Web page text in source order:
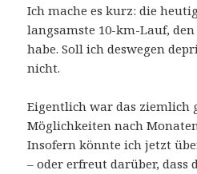
Ich mache es kurz: die
langsamste 10-km-Lauf,
habe. Soll ich deswegen
nicht.
Eigentlich war das ziemlich
Möglichkeiten nach
Insofern könnte ich jetzt
– oder erfreut darüber, dass